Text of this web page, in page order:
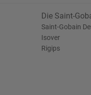
Die Saint-
Saint-Gobain
Isover
Rigips